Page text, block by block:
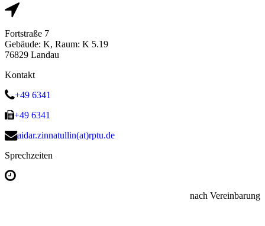
Fortstraße 7
Gebäude: K, Raum: K 5.19
76829 Landau
Kontakt
+49 6341
+49 6341
aidar.zinnatullin(at)rptu.de
Sprechzeiten
nach Vereinbarung